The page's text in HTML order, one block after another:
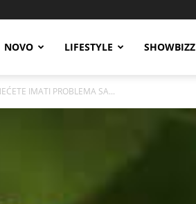
NOVO LIFESTYLE SHOWBIZZ
IMATI PROBLEMA SA...